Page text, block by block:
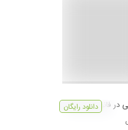
در فانوس دریایی
دانلود رایگان